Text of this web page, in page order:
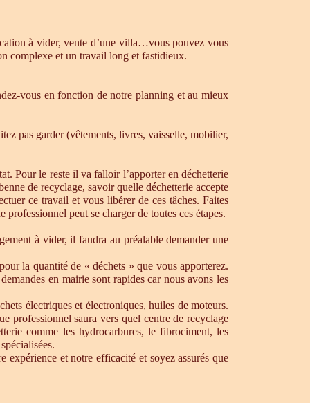
à vider, vente d’une villa…vous pouvez vous
complexe et un travail long et fastidieux.
vous en fonction de notre planning et au mieux
pas garder (vêtements, livres, vaisselle, mobilier,
Pour le reste il va falloir l’apporter en déchetterie
de recyclage, savoir quelle déchetterie accepte
ce travail et vous libérer de ces tâches. Faites
peut se charger de toutes ces étapes.
à vider, il faudra au préalable demander une
la quantité de « déchets » que vous apporterez.
en mairie sont rapides car nous avons les
électriques et électroniques, huiles de moteurs.
professionnel saura vers quel centre de recyclage
comme les hydrocarbures, le fibrociment, les
expérience et notre efficacité et soyez assurés que